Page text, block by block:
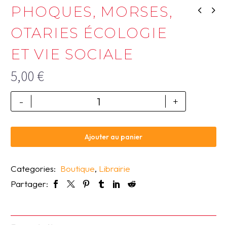
PHOQUES, MORSES,
OTARIES ÉCOLOGIE
ET VIE SOCIALE
5,00 €
- +
Ajouter au panier
Categories: Boutique, Librairie
Partager: